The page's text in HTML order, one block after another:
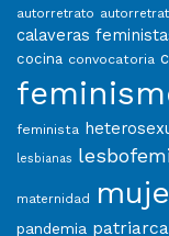
autorretrato
calaveras
cocina convocatoria
feminista
lesbianas
maternidad
pandemia